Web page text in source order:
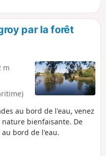
par la forêt
m
au bord de l'eau, venez
bienfaisante. De
bord de l'eau.